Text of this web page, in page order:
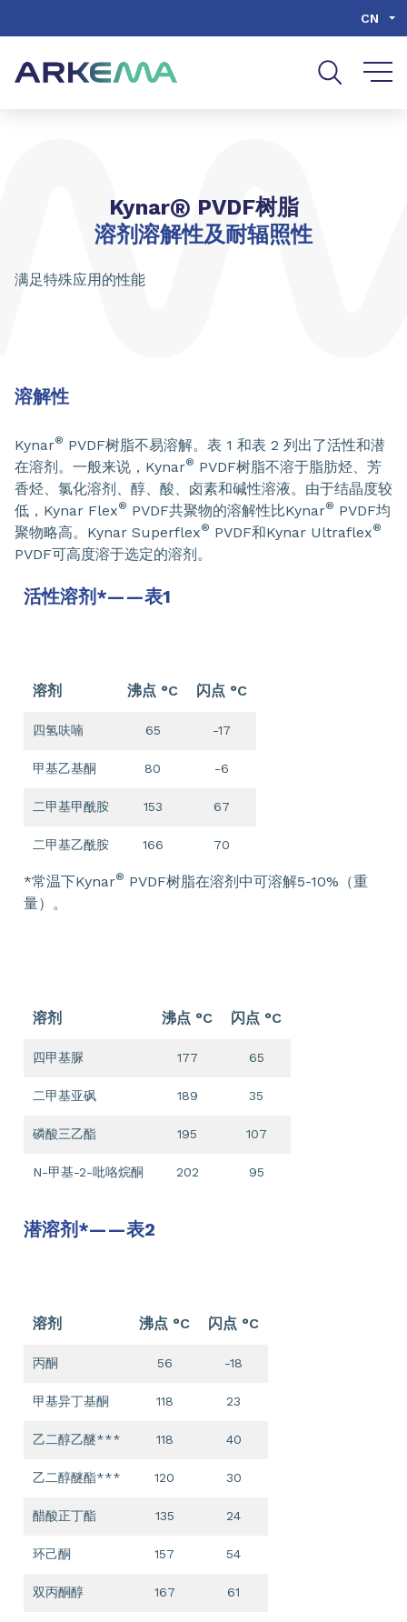
CN
Kynar® PVDF树脂
溶剂溶解性及耐辐照性
满足特殊应用的性能
溶解性
Kynar® PVDF树脂不易溶解。表 1 和表 2 列出了活性和潜
在溶剂。一般来说，Kynar® PVDF树脂不溶于脂肪烃、芳
香烃、氯化溶剂、醇、酸、卤素和碱性溶液。由于结晶度较
低，Kynar Flex® PVDF共聚物的溶解性比Kynar® PVDF均
聚物略高。Kynar Superflex® PVDF和Kynar Ultraflex®
PVDF可高度溶于选定的溶剂。
活性溶剂*——表1
溶剂 沸点 °C 闪点 °C
四氢呋喃 65 -17
甲基乙基酮 80 -6
二甲基甲酰胺 153 67
二甲基乙酰胺 166 70
*常温下Kynar® PVDF树脂在溶剂中可溶解5-10%（重
量）。
溶剂 沸点 °C 闪点 °C
四甲基脲 177 65
二甲基亚砜 189 35
磷酸三乙酯 195 107
N-甲基-2-吡咯烷酮 202 95
潜溶剂*——表2
溶剂 沸点 °C 闪点 °C
丙酮 56 -18
甲基异丁基酮 118 23
乙二醇乙醚*** 118 40
乙二醇醚酯*** 120 30
醋酸正丁酯 135 24
环己酮 157 54
双丙酮醇 167 61